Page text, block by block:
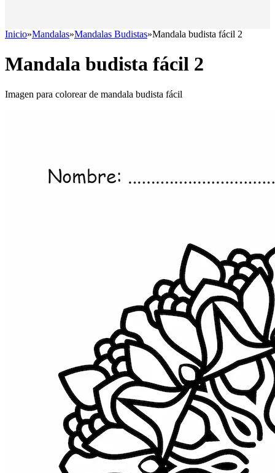
Inicio»Mandalas»Mandalas Budistas»Mandala budista fácil 2
Mandala budista fácil 2
Imagen para colorear de mandala budista fácil